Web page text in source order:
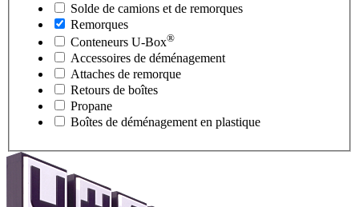
Solde de camions et de remorques
Remorques
Conteneurs U-Box®
Accessoires de déménagement
Attaches de remorque
Retours de boîtes
Propane
Boîtes de déménagement en plastique